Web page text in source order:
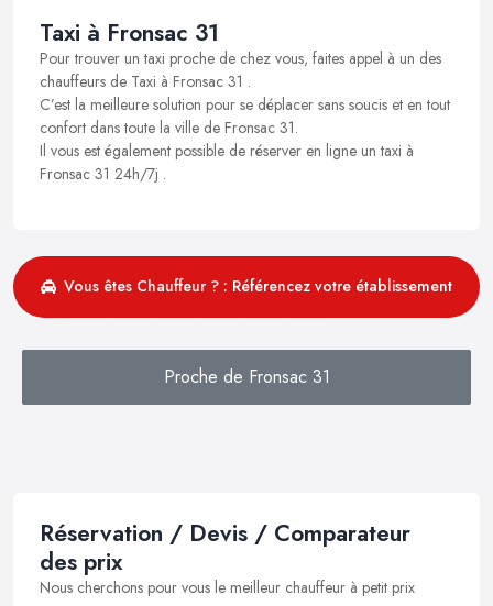
Taxi à Fronsac 31
Pour trouver un taxi proche de chez vous, faites appel à un des
chauffeurs de Taxi à Fronsac 31 .
C’est la meilleure solution pour se déplacer sans soucis et en tout
confort dans toute la ville de Fronsac 31.
Il vous est également possible de réserver en ligne un taxi à
Fronsac 31 24h/7j .
Vous êtes Chauffeur ? : Référencez votre établissement
Proche de Fronsac 31
Réservation / Devis / Comparateur
des prix
Nous cherchons pour vous le meilleur chauffeur à petit prix